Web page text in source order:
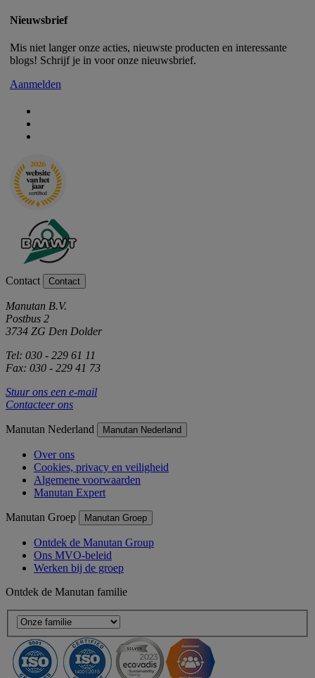
Nieuwsbrief
Mis niet langer onze acties, nieuwste producten en interessante
blogs! Schrijf je in voor onze nieuwsbrief.
Aanmelden
Contact Contact
Manutan B.V.
Postbus 2
3734 ZG Den Dolder
Tel: 030 - 229 61 11
Fax: 030 - 229 41 73
Stuur ons een e-mail
Contacteer ons
Manutan Nederland Manutan Nederland
Over ons
Cookies, privacy en veiligheid
Algemene voorwaarden
Manutan Expert
Manutan Groep Manutan Groep
Ontdek de Manutan Group
Ons MVO-beleid
Werken bij de groep
Ontdek de Manutan familie